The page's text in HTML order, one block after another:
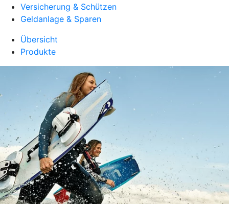
Versicherung & Schützen
Geldanlage & Sparen
Übersicht
Produkte